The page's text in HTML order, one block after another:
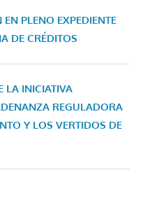
PLENO EXPEDIENTE
DE CRÉDITOS
LA INICIATIVA
REGULADORA
Y LOS VERTIDOS DE